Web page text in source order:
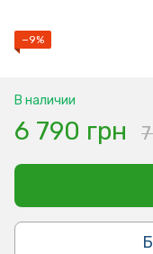
−9%
В наличии
6 790 грн